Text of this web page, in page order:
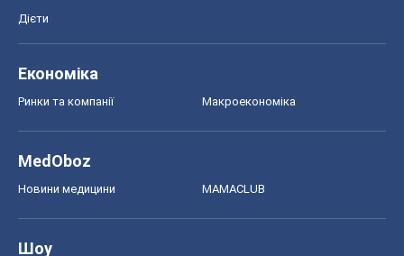
Дієти
Економіка
Ринки та компанії Макроекономіка
MedOboz
Новини медицини MAMACLUB
Шоу